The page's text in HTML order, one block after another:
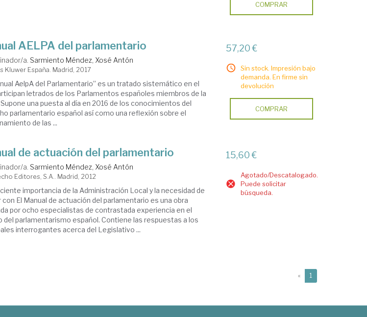
COMPRAR
AELPA del parlamentario
a. Sarmiento Méndez, Xosé Antón
Kluwer España. Madrid, 2017
AelpA del Parlamentario” es un tratado sistemático en el
letrados de los Parlamentos españoles miembros de la
Supone una puesta al día en 2016 de los conocimientos del
parlamentario español así como una reflexión sobre el
de las ...
57,20 €
Sin stock. Impresión bajo
demanda. En firme sin
devolución
COMPRAR
de actuación del parlamentario
a. Sarmiento Méndez, Xosé Antón
Editores, S.A.. Madrid, 2012
importancia de la Administración Local y la necesidad de
con El Manual de actuación del parlamentario es una obra
por ocho especialistas de contrastada experiencia en el
del parlamentarismo español. Contiene las respuestas a los
interrogantes acerca del Legislativo ...
15,60 €
Agotado/Descatalogado.
Puede solicitar
búsqueda.
« 1